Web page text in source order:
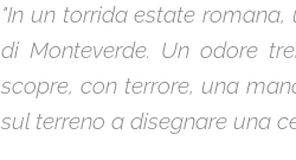
"In un torrida estate
di Monteverde. Un odore
scopre, con terrore, una
sul terreno a disegnare una